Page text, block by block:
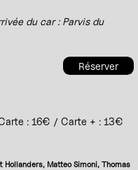
du car : Parvis du
Réserver
: 16€ / Carte + : 13€
Hollanders, Matteo Simoni, Thomas